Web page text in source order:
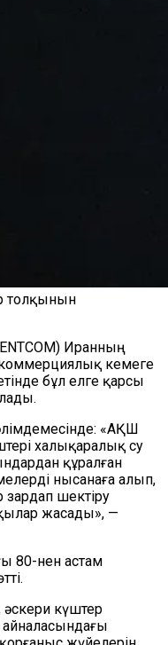
толқынын
Иранның
кемеге
бұл елге қарсы
«АҚШ
халықаралық су
құралған
нысанаға алып,
шектіру
жасады», —
80-нен астам
әскери күштер